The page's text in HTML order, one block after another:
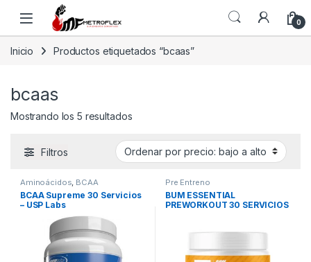
Saltar a la navegación
Saltar al contenido
0
Inicio Productos etiquetados “bcaas”
bcaas
Mostrando los 5 resultadosOrdenado por precio: bajo a alto
Filtros
Aminoácidos, BCAA
BCAA Supreme 30 Servicios
– USP Labs
Pre Entreno
BUM ESSENTIAL
PREWORKOUT 30 SERVICIOS